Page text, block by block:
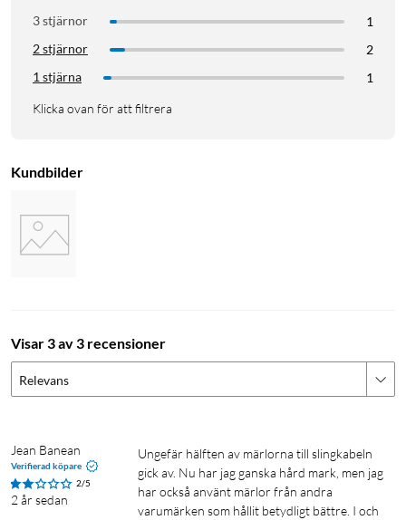
3 stjärnor
1
2 stjärnor
2
1 stjärna
1
Klicka ovan för att filtrera
Kundbilder
Visar 3 av 3 recensioner
Relevans
Jean Banean
Verifierad köpare
2/5
2 år sedan
Ungefär hälften av märlorna till slingkabeln
gick av. Nu har jag ganska hård mark, men jag
har också använt märlor från andra
varumärken som hållit betydligt bättre. I och